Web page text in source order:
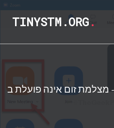
TINYSTM.ORG.